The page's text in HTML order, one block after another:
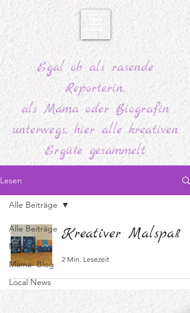
Egal ob als rasende
Reporterin,
als Mama oder Biografin
unterwegs, hier alle kreativen
Ergüße gesammelt
Lesen
Alle Beiträge
Menschen
Mama- Blog
Local News
Alle Beiträge
Kreativer Malspaß
2 Min. Lesezeit